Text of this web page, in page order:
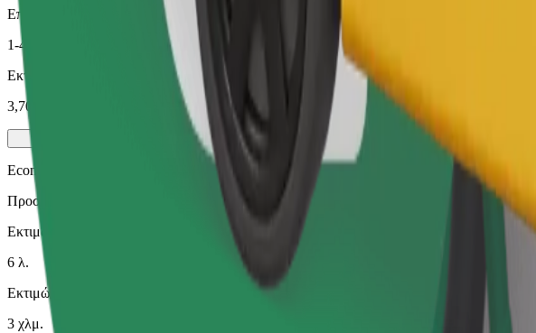
Επιβάτες
1-4
Εκτιμώμενη τιμή
3,70 €
Economy
Προσιτές διαδρομές με βασικά αυτοκίνητα
Εκτιμώμενος χρόνος μετακίνησης
6 λ.
Εκτιμώμενη απόσταση
3 χλμ.